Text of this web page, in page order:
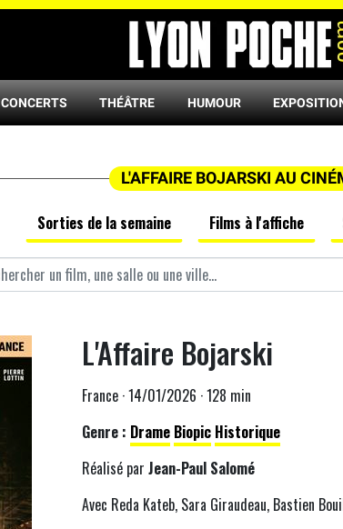
CONCERTS THÉÂTRE HUMOUR
L'AFFAIRE BOJARSKI AU
Sorties de la semaine Films à l'affiche
L'Affaire Bojarski
France · 14/01/2026 · 128 min
Genre : Drame Biopic Historique
Réalisé par Jean-Paul Salomé
Avec Reda Kateb, Sara Giraudeau, Bastien